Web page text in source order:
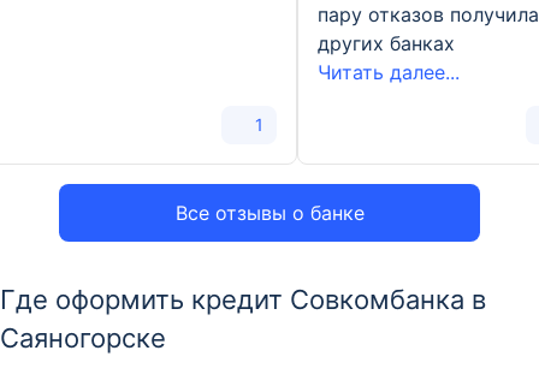
Все отзывы о банке
1
пару отказов
других банках
Читать далее...
Где оформить кредит Совкомбанка в
Саяногорске